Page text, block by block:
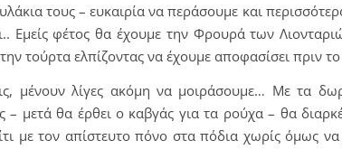
τους – ευκαιρία να περάσουμε και
Εμείς φέτος θα έχουμε την Φρουρά των
τούρτα ελπίζοντας να έχουμε αποφασίσει πριν
μένουν λίγες ακόμη να μοιράσουμε… Με τα
– μετά θα έρθει ο καβγάς για τα ρούχα – θα
με τον απίστευτο πόνο στα πόδια χωρίς όμως να